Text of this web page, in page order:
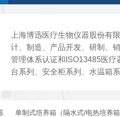
上海博迅医疗生物仪器股份有
计、制造、产品开发、研制、
管理体系认证和ISO13485医
台系列、安全柜系列、水温箱
单制式培养箱（隔水式/电热培养